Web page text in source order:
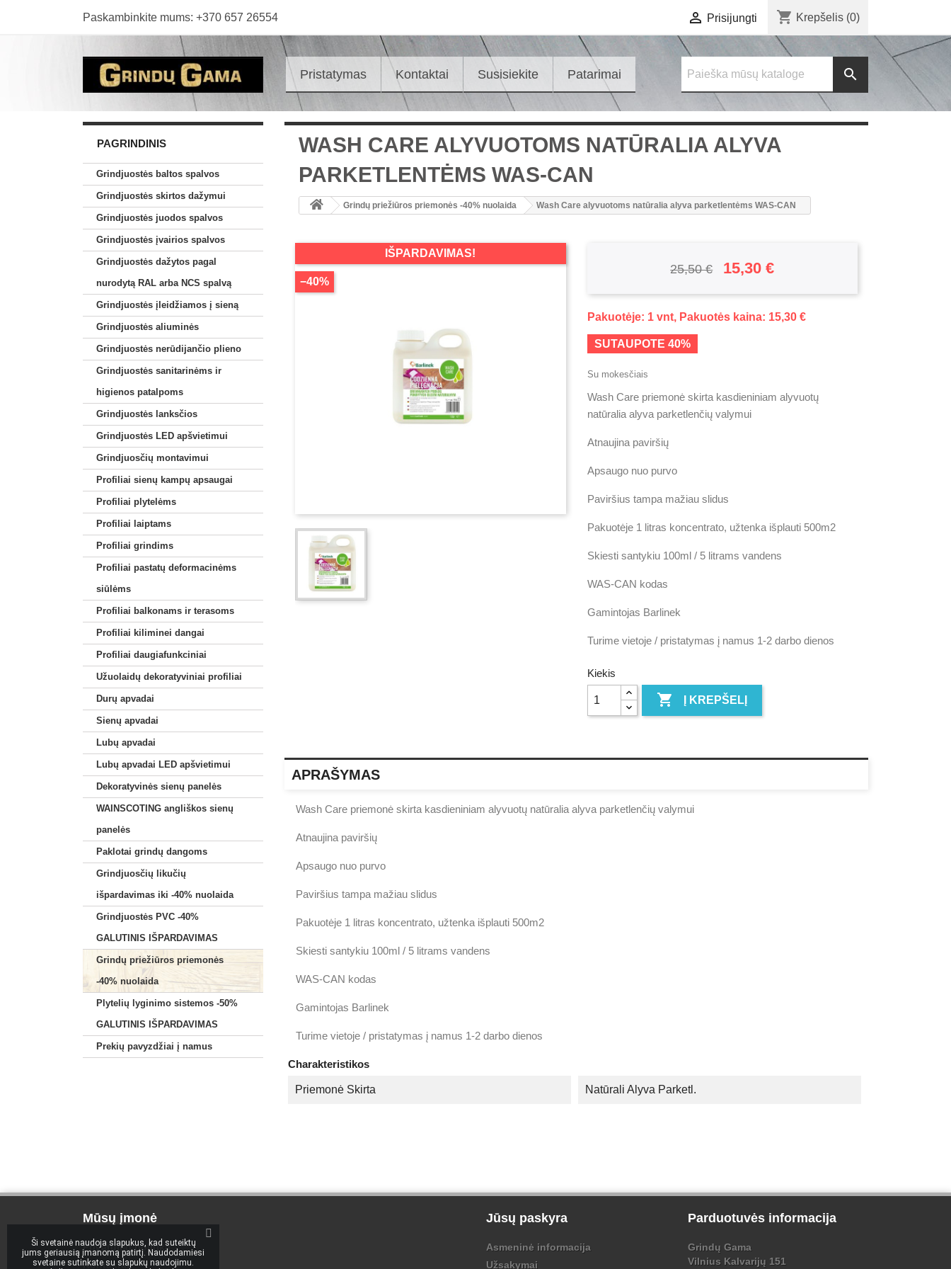
Paskambinkite mums: +370 657 26554  Prisijungti shopping_cart Krepšelis (0)
Pristatymas Kontaktai Susisiekite Patarimai 
PAGRINDINIS
Grindjuostės baltos spalvos
Grindjuostės skirtos dažymui
Grindjuostės juodos spalvos
Grindjuostės įvairios spalvos
Grindjuostės dažytos pagal
nurodytą RAL arba NCS spalvą
Grindjuostės įleidžiamos į sieną
Grindjuostės aliuminės
Grindjuostės nerūdijančio plieno
Grindjuostės sanitarinėms ir
higienos patalpoms
Grindjuostės lanksčios
Grindjuostės LED apšvietimui
Grindjuosčių montavimui
Profiliai sienų kampų apsaugai
Profiliai plytelėms
Profiliai laiptams
Profiliai grindims
Profiliai pastatų deformacinėms
siūlėms
Profiliai balkonams ir terasoms
Profiliai kiliminei dangai
Profiliai daugiafunkciniai
Užuolaidų dekoratyviniai profiliai
Durų apvadai
Sienų apvadai
Lubų apvadai
Lubų apvadai LED apšvietimui
Dekoratyvinės sienų panelės
WAINSCOTING angliškos sienų
panelės
Paklotai grindų dangoms
Grindjuosčių likučių
išpardavimas iki -40% nuolaida
Grindjuostės PVC -40%
GALUTINIS IŠPARDAVIMAS
Grindų priežiūros priemonės
-40% nuolaida
Plytelių lyginimo sistemos -50%
GALUTINIS IŠPARDAVIMAS
Prekių pavyzdžiai į namus
WASH CARE ALYVUOTOMS NATŪRALIA ALYVA
PARKETLENTĖMS WAS-CAN
Grindų priežiūros priemonės -40% nuolaida Wash Care alyvuotoms natūralia alyva parketlentėms WAS-CAN
IŠPARDAVIMAS!
−40%
25,50 € 15,30 €
Pakuotėje: 1 vnt, Pakuotės kaina: 15,30 €
SUTAUPOTE 40%
Su mokesčiais
Wash Care priemonė skirta kasdieniniam alyvuotų
natūralia alyva parketlenčių valymui
Atnaujina paviršių
Apsaugo nuo purvo
Paviršius tampa mažiau slidus
Pakuotėje 1 litras koncentrato, užtenka išplauti 500m2
Skiesti santykiu 100ml / 5 litrams vandens
WAS-CAN kodas
Gamintojas Barlinek
Turime vietoje / pristatymas į namus 1-2 darbo dienos
Kiekis
 Į KREPŠELĮ
APRAŠYMAS
Wash Care priemonė skirta kasdieniniam alyvuotų natūralia alyva parketlenčių valymui
Atnaujina paviršių
Apsaugo nuo purvo
Paviršius tampa mažiau slidus
Pakuotėje 1 litras koncentrato, užtenka išplauti 500m2
Skiesti santykiu 100ml / 5 litrams vandens
WAS-CAN kodas
Gamintojas Barlinek
Turime vietoje / pristatymas į namus 1-2 darbo dienos
Charakteristikos
Priemonė Skirta Natūrali Alyva Parketl.
Mūsų įmonė
Privatumo politika
Kontaktai
Jūsų paskyra
Asmeninė informacija
Užsakymai
Parduotuvės informacija
Grindų Gama
Vilnius Kalvarijų 151
Ši svetainė naudoja slapukus, kad suteiktų
jums geriausią įmanomą patirtį. Naudodamiesi
svetaine sutinkate su slapukų naudojimu.